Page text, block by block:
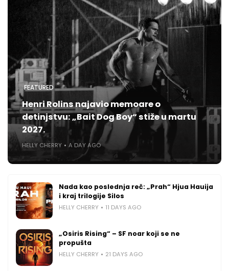
FEATURED
Henri Rolins najavio memoare o
detinjstvu: „Bait Dog Boy“ stiže u martu
2027.
HELLY CHERRY A DAY AGO
Nada kao poslednja reč: „Prah“ Hjua Hauija
i kraj trilogije Silos
HELLY CHERRY 11 DAYS AGO
„Osiris Rising“ – SF noar koji se ne
propušta
HELLY CHERRY 21 DAYS AGO